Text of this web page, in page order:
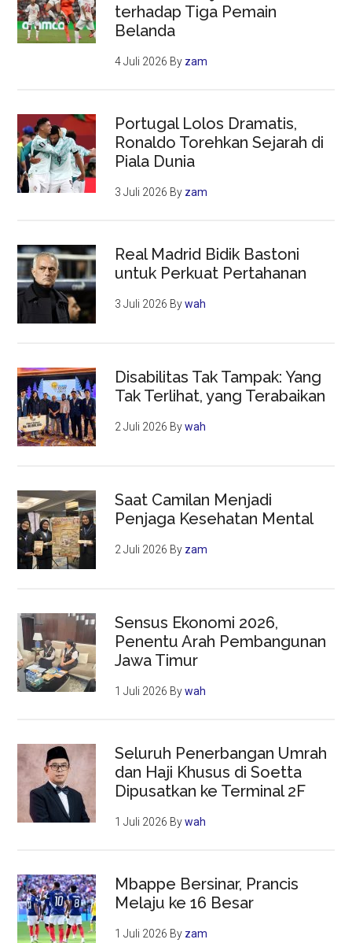
terhadap Tiga Pemain
Belanda
4 Juli 2026 By zam
Portugal Lolos Dramatis,
Ronaldo Torehkan Sejarah di
Piala Dunia
3 Juli 2026 By zam
Real Madrid Bidik Bastoni
untuk Perkuat Pertahanan
3 Juli 2026 Bywah
Disabilitas Tak Tampak: Yang
Tak Terlihat, yang Terabaikan
2 Juli 2026 Bywah
Saat Camilan Menjadi
Penjaga Kesehatan Mental
2 Juli 2026 By zam
Sensus Ekonomi 2026,
Penentu Arah Pembangunan
Jawa Timur
1 Juli 2026 Bywah
Seluruh Penerbangan Umrah
dan Haji Khusus di Soetta
Dipusatkan ke Terminal 2F
1 Juli 2026 Bywah
Mbappe Bersinar, Prancis
Melaju ke 16 Besar
1 Juli 2026 By zam